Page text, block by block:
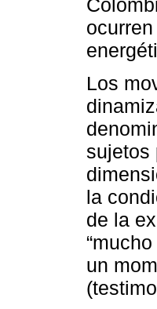
Los
sujetos
la
de la
un